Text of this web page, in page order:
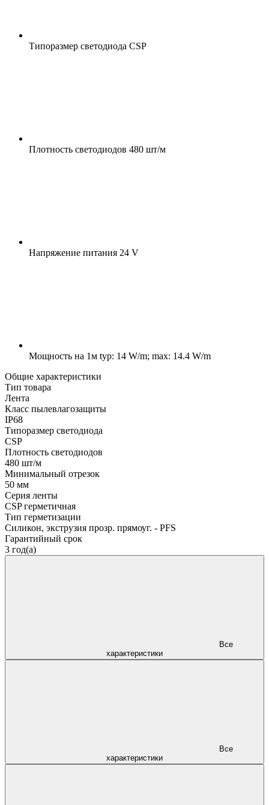
Типоразмер светодиода CSP
Плотность светодиодов 480 шт/м
Напряжение питания 24 V
Мощность на 1м typ: 14 W/m; max: 14.4 W/m
Общие характеристики
Тип товара
Лента
Класс пылевлагозащиты
IP68
Типоразмер светодиода
CSP
Плотность светодиодов
480 шт/м
Минимальный отрезок
50 мм
Серия ленты
CSP герметичная
Тип герметизации
Силикон, экструзия прозр. прямоуг. - PFS
Гарантийный срок
3 год(а)
характеристики
характеристики